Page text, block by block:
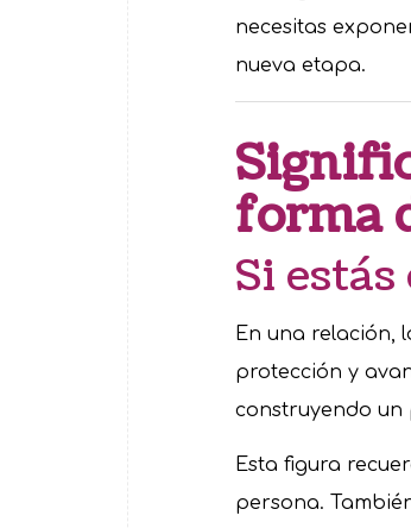
necesitas
nueva etapa.
forma
Si
En una relación,
protección y
construyendo un
Esta figura
persona.